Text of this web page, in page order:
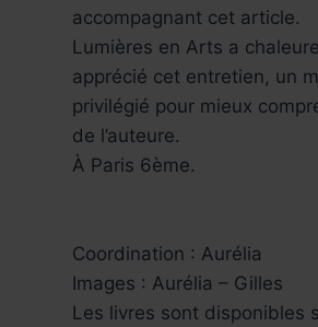
accompagnant cet article.
Lumières en Arts a
apprécié cet entretien, un
privilégié pour mieux
de l’auteure.
À Paris 6ème.
Coordination : Aurélia
Images : Aurélia – Gilles
Les livres sont disponibles